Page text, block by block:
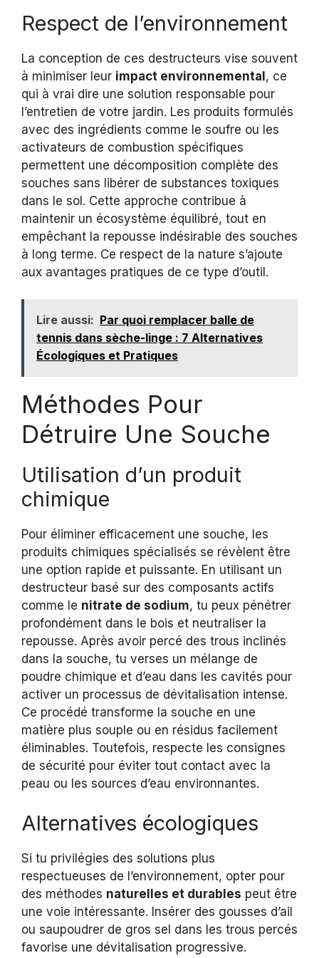
Respect de l’environnement
La conception de ces destructeurs vise souvent
à minimiser leur impact environnemental, ce
qui à vrai dire une solution responsable pour
l’entretien de votre jardin. Les produits formulés
avec des ingrédients comme le soufre ou les
activateurs de combustion spécifiques
permettent une décomposition complète des
souches sans libérer de substances toxiques
dans le sol. Cette approche contribue à
maintenir un écosystème équilibré, tout en
empêchant la repousse indésirable des souches
à long terme. Ce respect de la nature s’ajoute
aux avantages pratiques de ce type d’outil.
Lire aussi: Par quoi remplacer balle de
tennis dans sèche-linge : 7 Alternatives
Écologiques et Pratiques
Méthodes Pour
Détruire Une Souche
Utilisation d’un produit
chimique
Pour éliminer efficacement une souche, les
produits chimiques spécialisés se révèlent être
une option rapide et puissante. En utilisant un
destructeur basé sur des composants actifs
comme le nitrate de sodium, tu peux pénétrer
profondément dans le bois et neutraliser la
repousse. Après avoir percé des trous inclinés
dans la souche, tu verses un mélange de
poudre chimique et d’eau dans les cavités pour
activer un processus de dévitalisation intense.
Ce procédé transforme la souche en une
matière plus souple ou en résidus facilement
éliminables. Toutefois, respecte les consignes
de sécurité pour éviter tout contact avec la
peau ou les sources d’eau environnantes.
Alternatives écologiques
Si tu privilégies des solutions plus
respectueuses de l’environnement, opter pour
des méthodes naturelles et durables peut être
une voie intéressante. Insérer des gousses d’ail
ou saupoudrer de gros sel dans les trous percés
favorise une dévitalisation progressive.